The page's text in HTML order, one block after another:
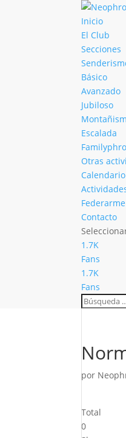
Inicio
El Club
Secciones
Básico
Avanzado
Jubiloso
Escalada
Otras
Calendario
Federarme
Contacto
1.7K
Fans
1.7K
Fans
por
Total
0